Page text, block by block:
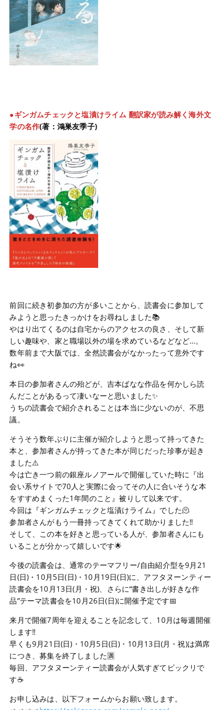
●ギンガムチェックと塩漬けライム 翻訳家が読み解く海外文
学の名作(著：鴻巣友季子)
前回に続き初参加の方が多いことから、読書会に参加して
みようと思ったきっかけをお尋ねしました📚
やはり出てくるのは自宅からのアクセスの良さ、そして新
しい趣味や、家と職場以外の場を求めているなどなど…。
数年前まで大阪では、全然読書会がなかったって意外です
ね👀
本日の参加者さんの殆どが、吉本ばなな作品を何かしら読
んだことがあるって凄いなーと思いました✨
うちの読書会で紹介されることは本当に少ないのが、不思
議。
そうそう数年ぶりに主催が紹介しようと思って持ってきた
本と、参加者さんが持ってきた本が同じだった珍事が起き
ました⚠️
今は亡き一つ前の銀座ルノアールで開催していた時に『出
会い系サイトで70人と実際に会ってその人に合いそうな本
をすすめまくった1年間のこと』被りして以来です。
今回は『ギンガムチェックと塩漬けライム』でした🫠
参加者さんがもう一冊持ってきてくれて助かりました‼
そして、この本を好きと思っている人が、参加者さんにも
いることが分かって嬉しいです🌟
今後の読書会は、通常のテーマフリー/自由紹介型を9月21
日(日)・10月5日(日)・10月19日(日)に、アフタヌーンティー
読書会を10月13日(月・祝)、さらに“書き出しが好きな作
品”テーマ読書会を10月26日(日)に開催予定です📅
来月で開催7周年を迎えることを記念して、10月は毎週開催
します‼
早くも9月21日(日)・10月5日(日)・10月13日(月・祝)は満席
につき、募集を終了しました🈵
毎回、アフタヌーンティー読書会が人気すぎてビックリで
す☕
お申し込みは、以下フォームからお願い致します。